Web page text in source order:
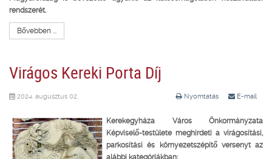
rendszerét.
Bővebben ...
Virágos Kereki Porta Díj
Nyomtatás E-mail
2024. augusztus 02.
Kerekegyháza Város Önkormányzata
Képviselő-testülete meghirdeti a virágosítási,
parkosítási és környezetszépítő versenyt az
alábbi kategóriákban: